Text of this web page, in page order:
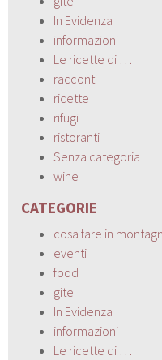
In Evidenza
informazioni
Le ricette di …
racconti
ricette
rifugi
ristoranti
Senza categoria
wine
CATEGORIE
cosa fare in
eventi
food
gite
In Evidenza
informazioni
Le ricette di …